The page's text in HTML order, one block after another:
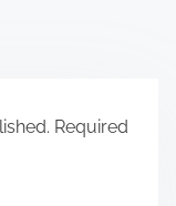
Required